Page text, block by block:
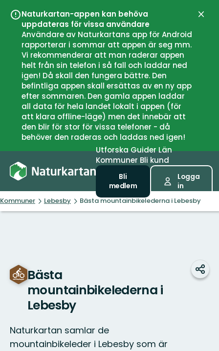
Naturkartan-appen kan behöva
uppdateras för vissa användare
Användare av Naturkartans app för Android
rapporterar i sommar att appen är seg mm.
Vi rekommenderar att man raderar appen
helt från sin telefon i så fall och laddar ned
igen! Då skall den fungera bättre. Den
befintliga appen skall ersättas av en ny app
efter sommaren. Den gamla appen laddar
all data för hela landet lokalt i appen (för
att klara offline-läge) men det innebär att
den blir för stor för vissa telefoner - då
behöver den raderas och laddas ned igen!
UtforskaGuiderLän
Kommuner Bli kund
Bli
medlem
Logga
in
Kommuner Lebesby Bästa mountainbikelederna i Lebesby
Bästa
mountainbikelederna i
Lebesby
Naturkartan samlar de
mountainbikeleder i Lebesby som är
Dela